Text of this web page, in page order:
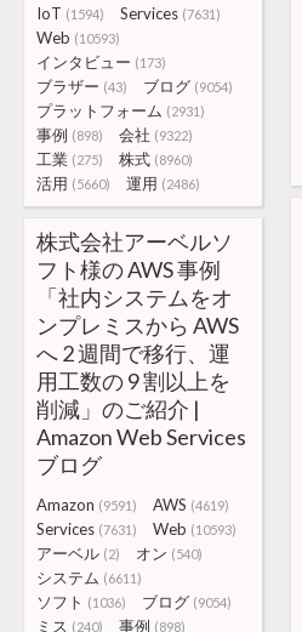
IoT (1594) Services (7631)
Web (10593)
インタビュー (173)
ブラザー (43) ブログ (9054)
プラットフォーム (2931)
事例 (898) 会社 (9322)
工業 (275) 株式 (8960)
活用 (5660) 運用 (2486)
株式会社アーベルソ
フト様の AWS 事例
「社内システムをオ
ンプレミスから AWS
へ 2 週間で移行、運
用工数の 9 割以上を
削減」のご紹介 |
Amazon Web Services
ブログ
Amazon (9591) AWS (4619)
Services (7631) Web (10593)
アーベル (2) オン (540)
システム (6611)
ソフト (1036) ブログ (9054)
ミス (240) 事例 (898)